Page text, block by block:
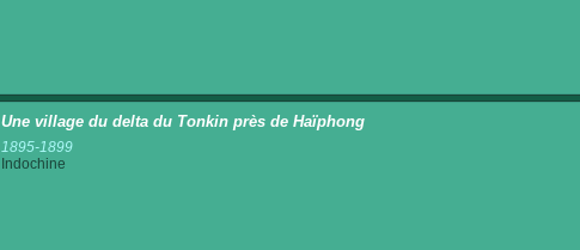
Une village du delta du Tonkin près de Haïphong
1895-1899
Indochine